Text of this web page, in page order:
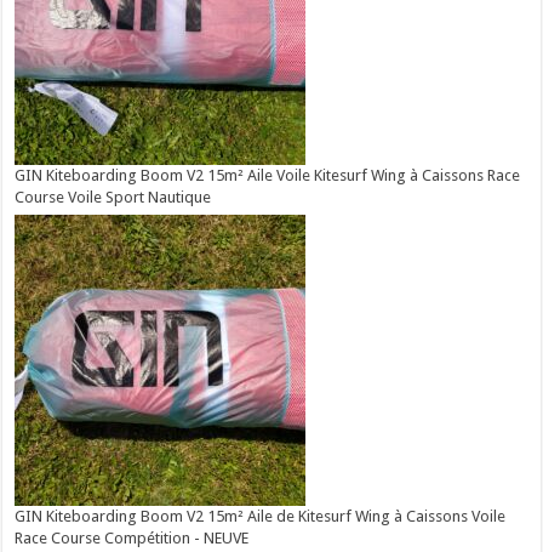
GIN Kiteboarding Boom V2 15m² Aile Voile Kitesurf Wing à Caissons Race
Course Voile Sport Nautique
GIN Kiteboarding Boom V2 15m² Aile de Kitesurf Wing à Caissons Voile
Race Course Compétition - NEUVE